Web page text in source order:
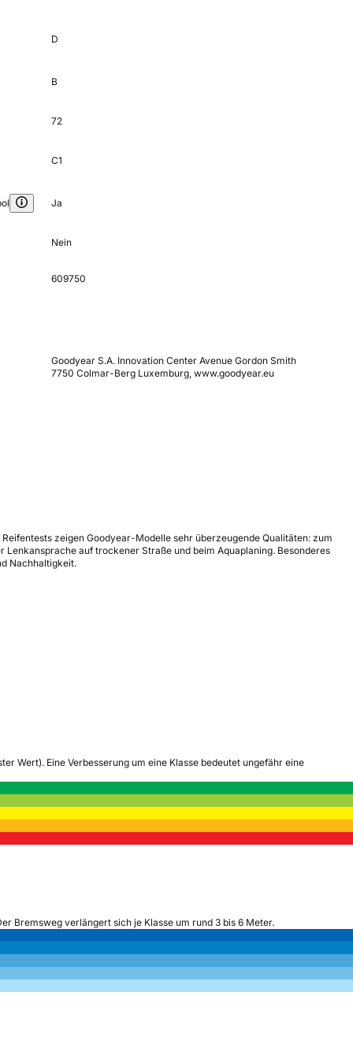
D
B
72
C1
Ja
Nein
609750
Goodyear S.A. Innovation Center Avenue Gordon Smith
7750 Colmar-Berg Luxemburg, www.goodyear.eu
zeigen Goodyear-Modelle sehr überzeugende Qualitäten: zum
auf trockener Straße und beim Aquaplaning. Besonderes
Nachhaltigkeit.
Wert). Eine Verbesserung um eine Klasse bedeutet ungefähr eine
Bremsweg verlängert sich je Klasse um rund 3 bis 6 Meter.